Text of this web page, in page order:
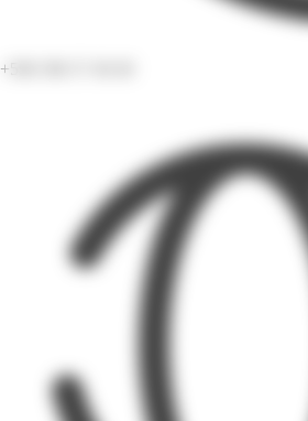
+596 596 57 49 49